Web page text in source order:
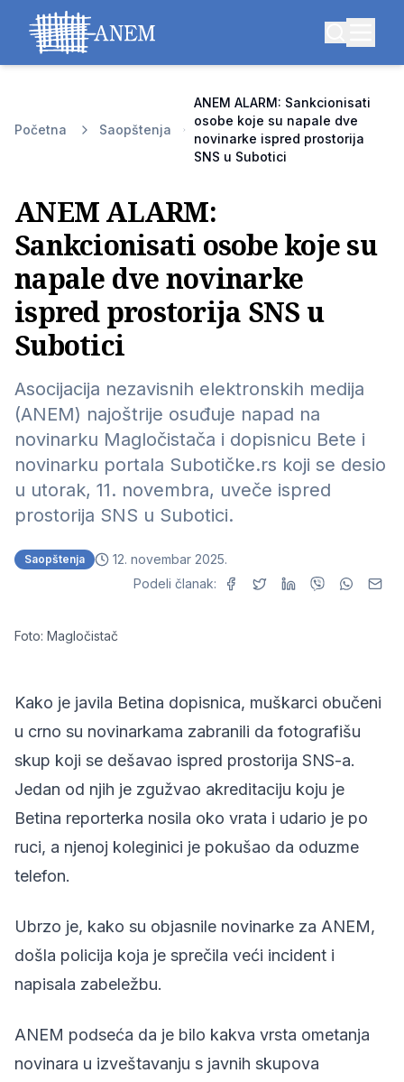
Početna Saopštenja
ANEM ALARM: Sankcionisati
osobe koje su napale dve
novinarke ispred prostorija
SNS u Subotici
ANEM ALARM:
Sankcionisati osobe koje su
napale dve novinarke
ispred prostorija SNS u
Subotici
Asocijacija nezavisnih elektronskih medija
(ANEM) najoštrije osuđuje napad na
novinarku Magločistača i dopisnicu Bete i
novinarku portala Subotičke.rs koji se desio
u utorak, 11. novembra, uveče ispred
prostorija SNS u Subotici.
Saopštenja
12. novembar 2025.
Podeli članak:
Foto: Magločistač
Kako je javila Betina dopisnica, muškarci obučeni
u crno su novinarkama zabranili da fotografišu
skup koji se dešavao ispred prostorija SNS-a.
Jedan od njih je zgužvao akreditaciju koju je
Betina reporterka nosila oko vrata i udario je po
ruci, a njenoj koleginici je pokušao da oduzme
telefon.
Ubrzo je, kako su objasnile novinarke za ANEM,
došla policija koja je sprečila veći incident i
napisala zabeležbu.
ANEM podseća da je bilo kakva vrsta ometanja
novinara u izveštavanju s javnih skupova